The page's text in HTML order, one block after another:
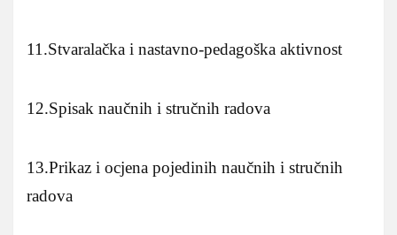
11.Stvaralačka i nastavno-pedagoška aktivnost
12.Spisak naučnih i stručnih radova
13.Prikaz i ocjena pojedinih naučnih i stručnih
radova